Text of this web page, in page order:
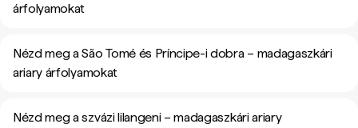
árfolyamokat
Nézd meg a São Tomé és Príncipe-i dobra – madagaszkári
ariary árfolyamokat
Nézd meg a szvázi lilangeni – madagaszkári ariary